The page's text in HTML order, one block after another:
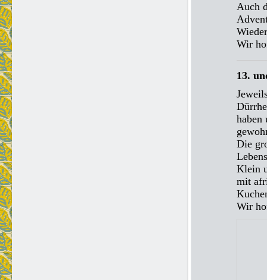
Auch
Wir
13.
haben
Die
Klein
mit
Wir